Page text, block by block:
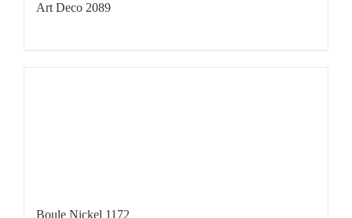
Art Deco 2089
Boule Nickel 1172